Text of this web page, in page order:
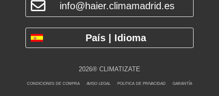
info@haier.climamadrid.es
País | Idioma
2026® CLIMATIZATE
condiciones de compra aviso legal politica de privacidad garantía